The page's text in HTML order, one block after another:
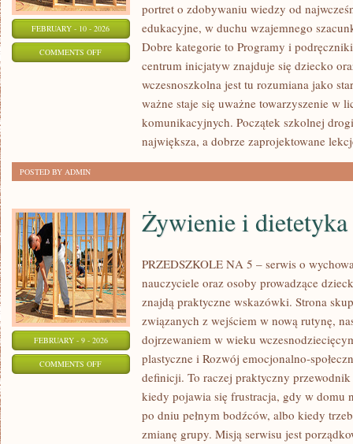
FEBRUARY - 10 - 2026
COMMENTS OFFON
NOWOCZESNE
TECHNOLOGIE
portret o zdobywaniu wiedzy od
edukacyjne, w duchu wzajemnego
Dobre kategorie to Programy i
centrum inicjatyw znajduje się dziecko
wczesnoszkolna jest tu rozumiana jako
ważne staje się uważne towarzyszenie w
komunikacyjnych. Początek szkolnej
największa, a dobrze zaprojektowane
POSTED BY ADMIN
FEBRUARY - 9 - 2026
COMMENTS OFFON
DIETETYKA
Żywienie i dietetyka
PRZEDSZKOLE NA 5 – serwis o
nauczyciele oraz osoby prowadzące
znajdą praktyczne wskazówki. Strona
związanych z wejściem w nową rutynę,
dojrzewaniem w wieku
plastyczne i Rozwój emocjonalno-
definicji. To raczej praktyczny
kiedy pojawia się frustracja, gdy w domu
po dniu pełnym bodźców, albo kiedy
zmianę grupy. Misją serwisu jest